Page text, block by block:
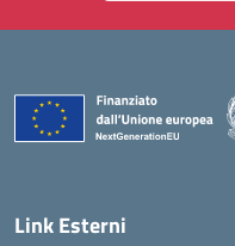
Link Esterni